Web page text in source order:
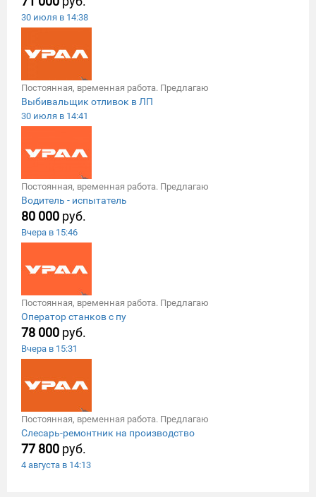
30 июля в 14:38
Постоянная, временная работа. Предлагаю
Выбивальщик отливок в ЛП
30 июля в 14:41
Постоянная, временная работа. Предлагаю
Водитель - испытатель
80 000 руб.
Вчера в 15:46
Постоянная, временная работа. Предлагаю
Оператор станков с пу
78 000 руб.
Вчера в 15:31
Постоянная, временная работа. Предлагаю
Слесарь-ремонтник на производство
77 800 руб.
4 августа в 14:13